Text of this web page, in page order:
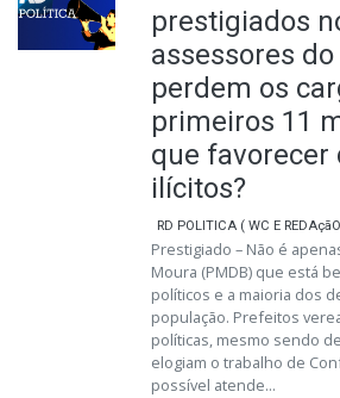
prestigiados
assessores
perdem os
primeiros 11
que favorecer
ilícitos?
RD POLITICA ( WC E
Prestigiado – Não é
Moura (PMDB) que está
políticos e a maioria dos
população. Prefeitos
políticas, mesmo sendo
elogiam o trabalho de
possível atende...